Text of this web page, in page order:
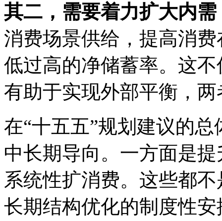
其二，需要着力扩大内需
消费场景供给，提高消
低过高的净储蓄率。这
有助于实现外部平衡，
在“十五五”规划建议的
中长期导向。一方面是
系统性扩消费。这些都
长期结构优化的制度性安